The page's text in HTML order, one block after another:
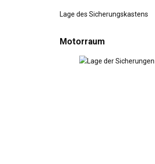
Lage des Sicherungskastens
Motorraum